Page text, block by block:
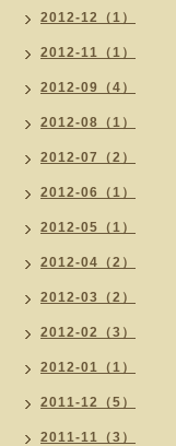
2012-12（1）
2012-11（1）
2012-09（4）
2012-08（1）
2012-07（2）
2012-06（1）
2012-05（1）
2012-04（2）
2012-03（2）
2012-02（3）
2012-01（1）
2011-12（5）
2011-11（3）